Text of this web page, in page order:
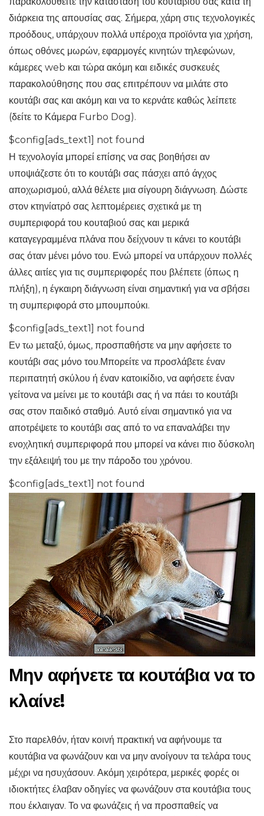
διάρκεια της απουσίας σας. Σήμερα, χάρη στις τεχνολογικές
προόδους, υπάρχουν πολλά υπέροχα προϊόντα για χρήση,
όπως οθόνες μωρών, εφαρμογές κινητών τηλεφώνων,
κάμερες web και τώρα ακόμη και ειδικές συσκευές
παρακολούθησης που σας επιτρέπουν να μιλάτε στο
κουτάβι σας και ακόμη και να το κερνάτε καθώς λείπετε
(δείτε το Κάμερα Furbo Dog).
$config[ads_text1] not found
Η τεχνολογία μπορεί επίσης να σας βοηθήσει αν
υποψιάζεστε ότι το κουτάβι σας πάσχει από άγχος
αποχωρισμού, αλλά θέλετε μια σίγουρη διάγνωση. Δώστε
στον κτηνίατρό σας λεπτομέρειες σχετικά με τη
συμπεριφορά του κουταβιού σας και μερικά
καταγεγραμμένα πλάνα που δείχνουν τι κάνει το κουτάβι
σας όταν μένει μόνο του. Ενώ μπορεί να υπάρχουν πολλές
άλλες αιτίες για τις συμπεριφορές που βλέπετε (όπως η
πλήξη), η έγκαιρη διάγνωση είναι σημαντική για να σβήσει
τη συμπεριφορά στο μπουμπούκι.
$config[ads_text1] not found
Εν τω μεταξύ, όμως, προσπαθήστε να μην αφήσετε το
κουτάβι σας μόνο του.Μπορείτε να προσλάβετε έναν
περιπατητή σκύλου ή έναν κατοικίδιο, να αφήσετε έναν
γείτονα να μείνει με το κουτάβι σας ή να πάει το κουτάβι
σας στον παιδικό σταθμό. Αυτό είναι σημαντικό για να
αποτρέψετε το κουτάβι σας από το να επαναλάβει την
ενοχλητική συμπεριφορά που μπορεί να κάνει πιο δύσκολη
την εξάλειψή του με την πάροδο του χρόνου.
$config[ads_text1] not found
Μην αφήνετε τα κουτάβια να το
κλαίνε!
Στο παρελθόν, ήταν κοινή πρακτική να αφήνουμε τα
κουτάβια να φωνάζουν και να μην ανοίγουν τα τελάρα τους
μέχρι να ησυχάσουν. Ακόμη χειρότερα, μερικές φορές οι
ιδιοκτήτες έλαβαν οδηγίες να φωνάζουν στα κουτάβια τους
που έκλαιγαν. Το να φωνάζεις ή να προσπαθείς να